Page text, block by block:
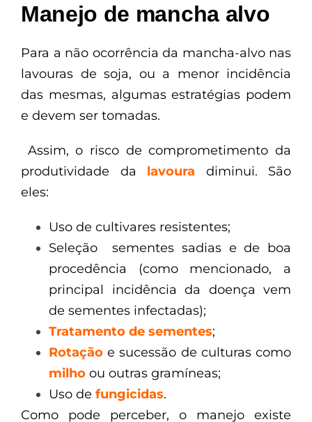
Manejo de mancha alvo
Para a não ocorrência da mancha-alvo nas
lavouras de soja, ou a menor incidência
das mesmas, algumas estratégias podem
e devem ser tomadas.
Assim, o risco de comprometimento da
produtividade da lavoura diminui. São
eles:
Uso de cultivares resistentes;
Seleção sementes sadias e de boa
procedência (como mencionado, a
principal incidência da doença vem
de sementes infectadas);
Tratamento de sementes;
Rotação e sucessão de culturas como
milho ou outras gramíneas;
Uso de fungicidas.
Como pode perceber, o manejo
existe